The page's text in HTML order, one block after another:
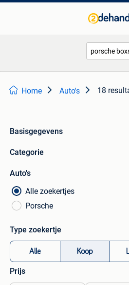
Home Auto's 18
Basisgegevens
Categorie
Auto's
Alle zoekertjes
Porsche
Type zoekertje
Alle Koop
Prijs